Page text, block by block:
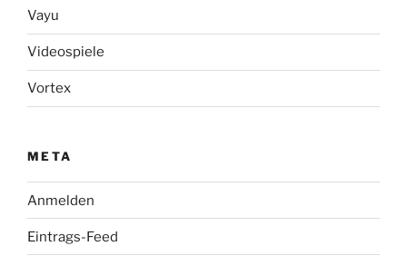
Vayu
Videospiele
Vortex
META
Anmelden
Eintrags-Feed